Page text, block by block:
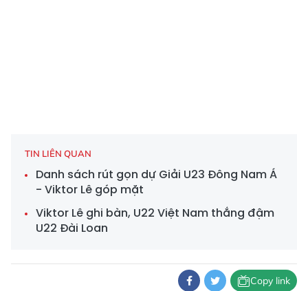
TIN LIÊN QUAN
Danh sách rút gọn dự Giải U23 Đông Nam Á
- Viktor Lê góp mặt
Viktor Lê ghi bàn, U22 Việt Nam thắng đậm
U22 Đài Loan
Copy link